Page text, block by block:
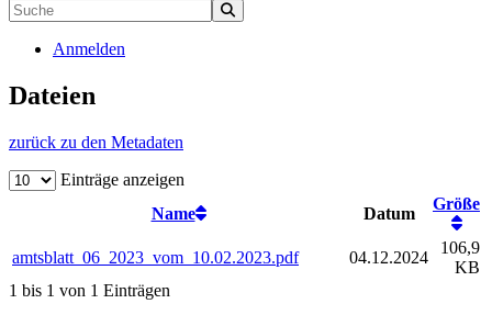
Anmelden
Dateien
zurück zu den Metadaten
Einträge anzeigen
Name
Datum
Größe
amtsblatt_06_2023_vom_10.02.2023.pdf 04.12.2024
106,9
KB
1 bis 1 von 1 Einträgen